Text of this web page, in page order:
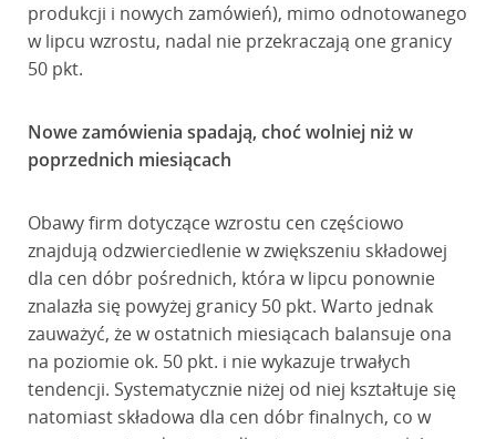
produkcji i nowych zamówień), mimo odnotowanego
w lipcu wzrostu, nadal nie przekraczają one granicy
50 pkt.
Nowe zamówienia spadają, choć wolniej niż w
poprzednich miesiącach
Obawy firm dotyczące wzrostu cen częściowo
znajdują odzwierciedlenie w zwiększeniu składowej
dla cen dóbr pośrednich, która w lipcu ponownie
znalazła się powyżej granicy 50 pkt. Warto jednak
zauważyć, że w ostatnich miesiącach balansuje ona
na poziomie ok. 50 pkt. i nie wykazuje trwałych
tendencji. Systematycznie niżej od niej kształtuje się
natomiast składowa dla cen dóbr finalnych, co w